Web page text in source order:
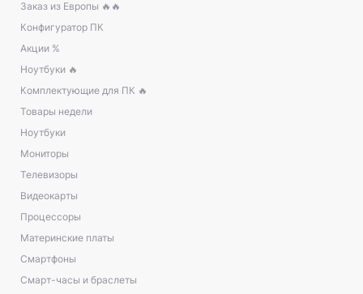
Заказ из Европы 🔥🔥
Конфигуратор ПК
Акции %
Ноутбуки 🔥
Комплектующие для ПК 🔥
Товары недели
Ноутбуки
Мониторы
Телевизоры
Видеокарты
Процессоры
Материнские платы
Смартфоны
Смарт-часы и браслеты